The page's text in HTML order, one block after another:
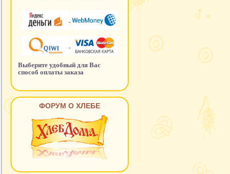
Выберите удобный для Вас
способ оплаты заказа
ФОРУМ О ХЛЕБЕ